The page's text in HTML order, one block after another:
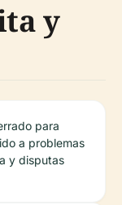
y
para
a problemas
y disputas